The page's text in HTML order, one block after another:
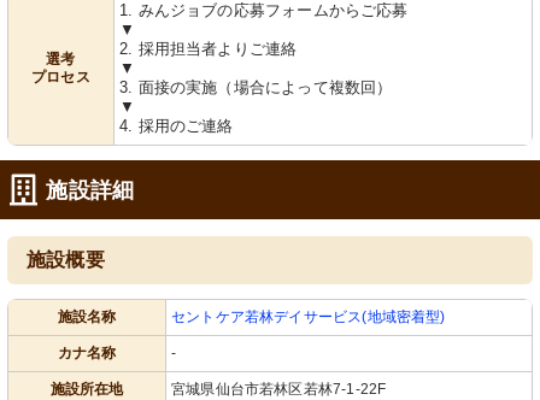
選考
プロセス
1. みんジョブの応募フォームからご応募
▼
2. 採用担当者よりご連絡
▼
3. 面接の実施（場合によって複数回）
▼
4. 採用のご連絡
施設詳細
施設概要
施設名称 セントケア若林デイサービス(地域密着型)
カナ名称 -
施設所在地 宮城県仙台市若林区若林7-1-22F